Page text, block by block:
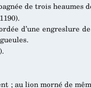
de trois heaumes
d’une engreslure
; au lion morné de